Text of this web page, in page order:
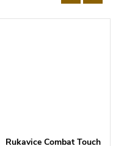
Rukavice Combat Touch